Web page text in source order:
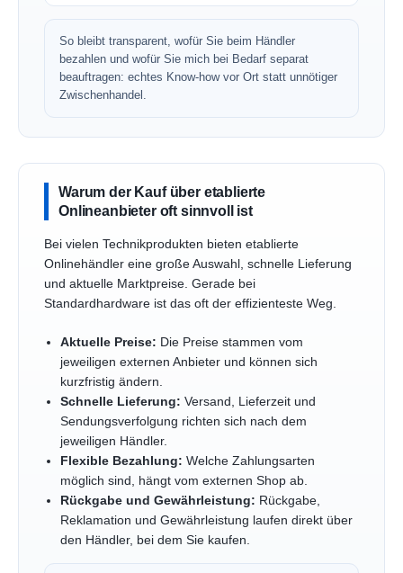
So bleibt transparent, wofür Sie beim Händler
bezahlen und wofür Sie mich bei Bedarf separat
beauftragen: echtes Know-how vor Ort statt unnötiger
Zwischenhandel.
Warum der Kauf über etablierte
Onlineanbieter oft sinnvoll ist
Bei vielen Technikprodukten bieten etablierte
Onlinehändler eine große Auswahl, schnelle Lieferung
und aktuelle Marktpreise. Gerade bei
Standardhardware ist das oft der effizienteste Weg.
Aktuelle Preise: Die Preise stammen vom
jeweiligen externen Anbieter und können sich
kurzfristig ändern.
Schnelle Lieferung: Versand, Lieferzeit und
Sendungsverfolgung richten sich nach dem
jeweiligen Händler.
Flexible Bezahlung: Welche Zahlungsarten
möglich sind, hängt vom externen Shop ab.
Rückgabe und Gewährleistung: Rückgabe,
Reklamation und Gewährleistung laufen direkt über
den Händler, bei dem Sie kaufen.